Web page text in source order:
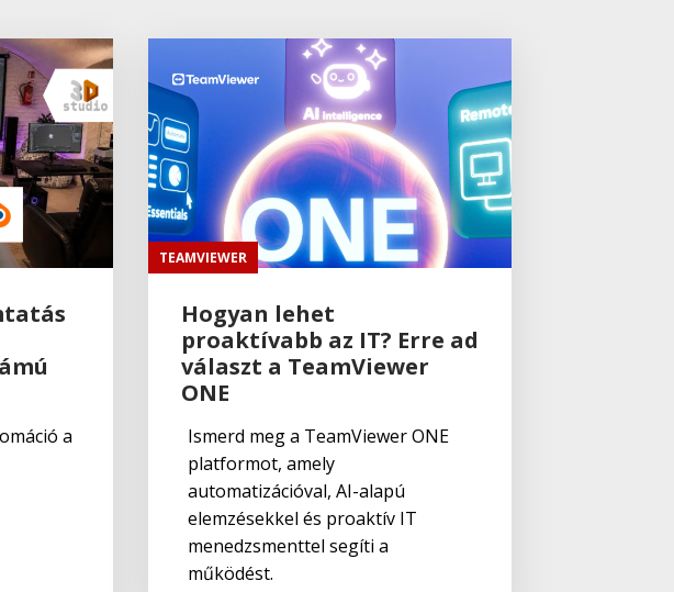
a
TEAMVIEWER
Hogyan lehet
proaktívabb az IT? Erre ad
választ a TeamViewer
ONE
Ismerd meg a TeamViewer ONE
platformot, amely
automatizációval, AI-alapú
elemzésekkel és proaktív IT
menedzsmenttel segíti a
működést.